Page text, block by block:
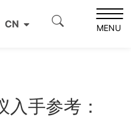
CN MENU
1030
手参考：